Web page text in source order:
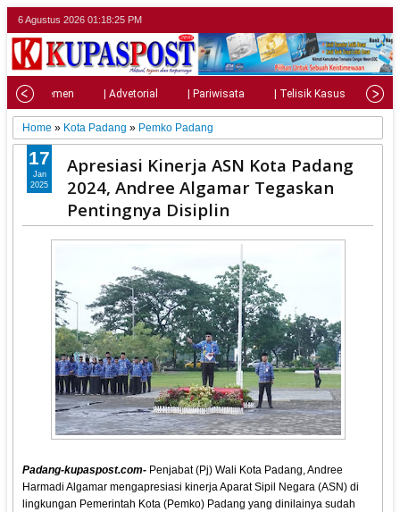
6 Agustus 2026 01:18:27 PM
| Parlemen | Advetorial | Pariwisata | Telisik Kasus |
Home » Kota Padang » Pemko Padang
Apresiasi Kinerja ASN Kota Padang
2024, Andree Algamar Tegaskan
Pentingnya Disiplin
Padang-kupaspost.com- Penjabat (Pj) Wali Kota Padang, Andree
Harmadi Algamar mengapresiasi kinerja Aparat Sipil Negara (ASN) di
lingkungan Pemerintah Kota (Pemko) Padang yang dinilainya sudah
17
Jan
2025